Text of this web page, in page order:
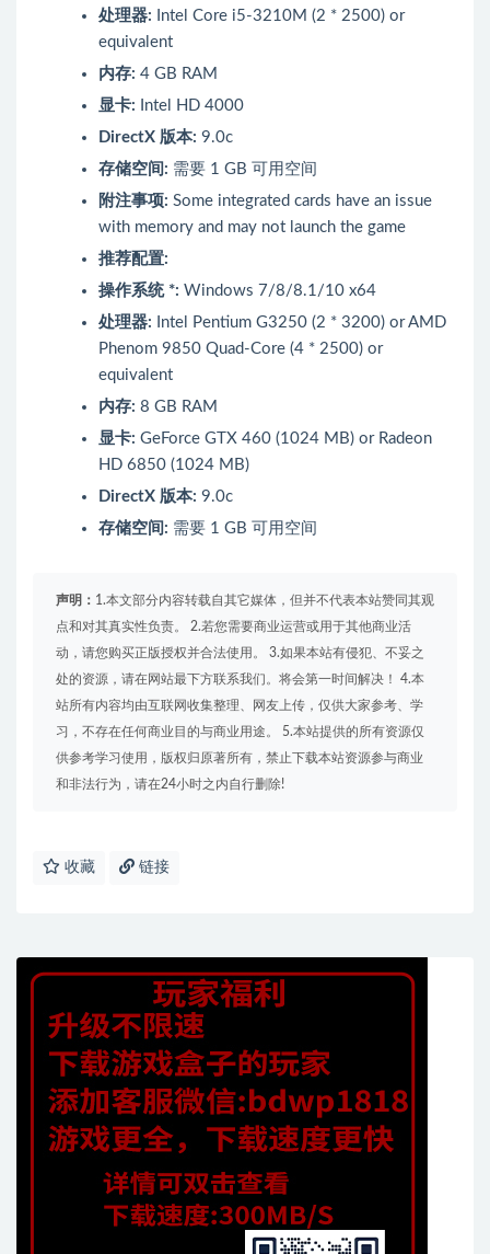
处理器: Intel Core i5-3210M (2 * 2500) or
equivalent
内存: 4 GB RAM
显卡: Intel HD 4000
DirectX 版本: 9.0c
存储空间: 需要 1 GB 可用空间
附注事项: Some integrated cards have an issue
with memory and may not launch the game
推荐配置:
操作系统 *: Windows 7/8/8.1/10 x64
处理器: Intel Pentium G3250 (2 * 3200) or AMD
Phenom 9850 Quad-Core (4 * 2500) or
equivalent
内存: 8 GB RAM
显卡: GeForce GTX 460 (1024 MB) or Radeon
HD 6850 (1024 MB)
DirectX 版本: 9.0c
存储空间: 需要 1 GB 可用空间
声明： 1.本文部分内容转载自其它媒体，但并不代表本站赞同其观
点和对其真实性负责。 2.若您需要商业运营或用于其他商业活
动，请您购买正版授权并合法使用。 3.如果本站有侵犯、不妥之
处的资源，请在网站最下方联系我们。将会第一时间解决！ 4.本
站所有内容均由互联网收集整理、网友上传，仅供大家参考、学
习，不存在任何商业目的与商业用途。 5.本站提供的所有资源仅
供参考学习使用，版权归原著所有，禁止下载本站资源参与商业
和非法行为，请在24小时之内自行删除!
收藏 链接